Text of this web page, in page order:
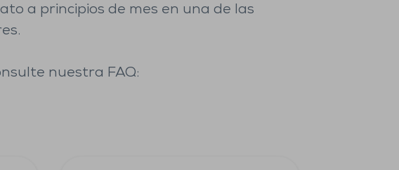
a principios de mes en una de las
nuestra FAQ: